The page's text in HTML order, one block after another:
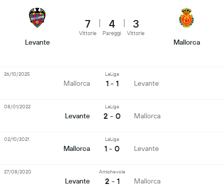
Levante
7
Vittorie
4
Pareggi
3
Vittorie
Mallorca
Mallorca
LaLiga
1 - 1 Levante
26/10/2025
Levante
LaLiga
2 - 0 Mallorca
08/01/2022
Mallorca
LaLiga
1 - 0 Levante
02/10/2021
Levante
Amichevole
2 - 1 Mallorca
27/08/2020